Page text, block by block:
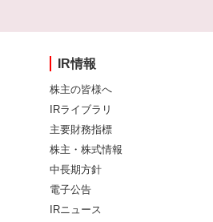
IR情報
株主の皆様へ
IRライブラリ
主要財務指標
株主・株式情報
中長期方針
電子公告
IRニュース